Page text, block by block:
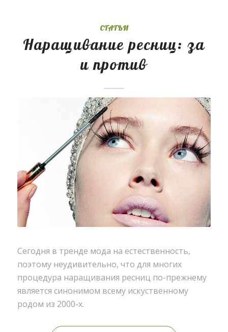
СТАТЬИ
Наращивание ресниц: за
и против
Сегодня в тренде мода на естественность,
поэтому неудивительно, что для многих
процедура наращивания ресниц по-прежнему
является синонимом всему искуственному
родом из 2000-х.